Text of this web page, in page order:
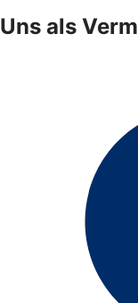
Uns als